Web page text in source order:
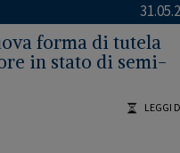
forma di tutela
in stato di semi-
LEGGI